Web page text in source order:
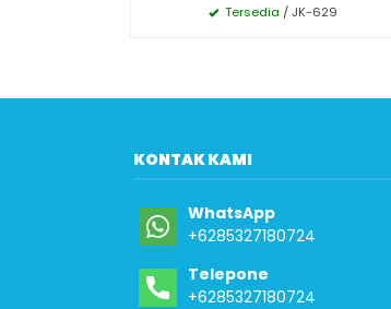
Tersedia / JK-629
KONTAK KAMI
WhatsApp
+6285327180724
Telepone
+6285327180724